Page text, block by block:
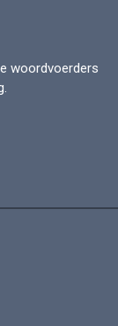
woordvoerders